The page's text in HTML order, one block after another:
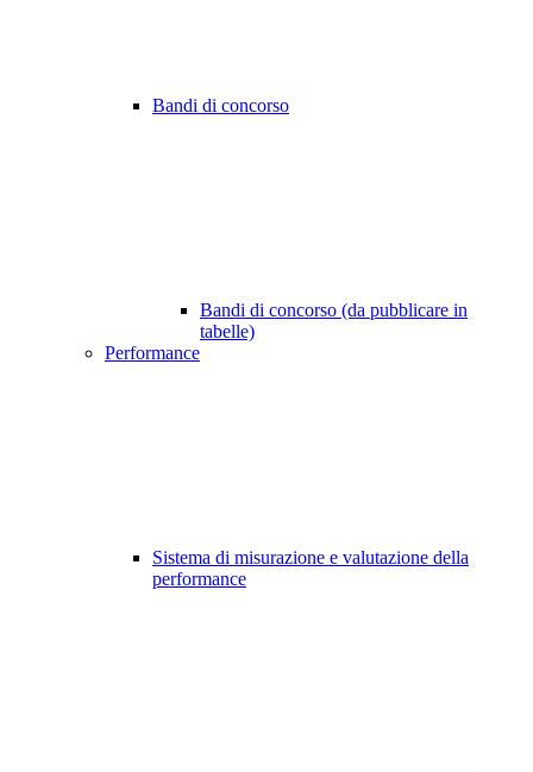
Bandi di concorso
Bandi di concorso (da pubblicare in
tabelle)
Performance
Sistema di misurazione e valutazione della
performance